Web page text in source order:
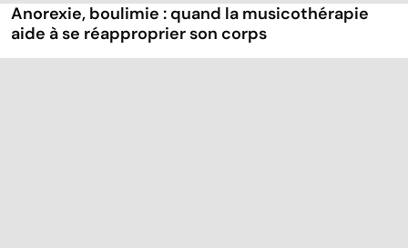
Anorexie, boulimie : quand la musicothérapie
aide à se réapproprier son corps